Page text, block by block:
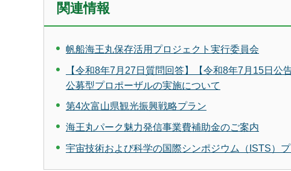
関連情報
帆船海王丸保存活用プロジェクト実行委員会
【令和8年7月27日質問回答】【令和8年7月15日
公募型プロポーザルの実施について
第4次富山県観光振興戦略プラン
海王丸パーク魅力発信事業費補助金のご案内
宇宙技術および科学の国際シンポジウム（ISTS）